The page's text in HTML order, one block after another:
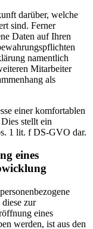
darüber, welche
sind. Ferner
Daten auf Ihren
namentlich
Mitarbeiter
als
einer komfortablen
stellt ein
1 lit. f DS-GVO dar.
eines
zur
eines
werden, ist aus den